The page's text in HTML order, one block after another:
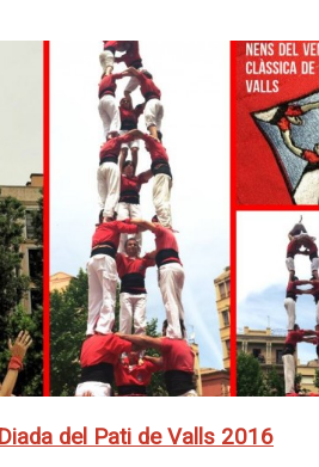
Diada del Pati de Valls 2016